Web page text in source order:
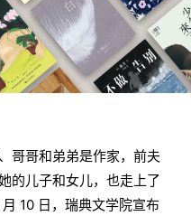
哥哥和弟弟是作家，前夫
的儿子和女儿，也走上了
10 日，瑞典文学院宣布